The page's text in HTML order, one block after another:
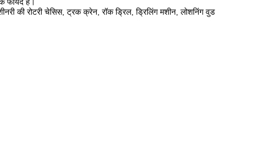
की रोटरी चेसिस, ट्रक क्रेन, रॉक ड्रिल, ड्रिलिंग मशीन, लोशनिंग वुड